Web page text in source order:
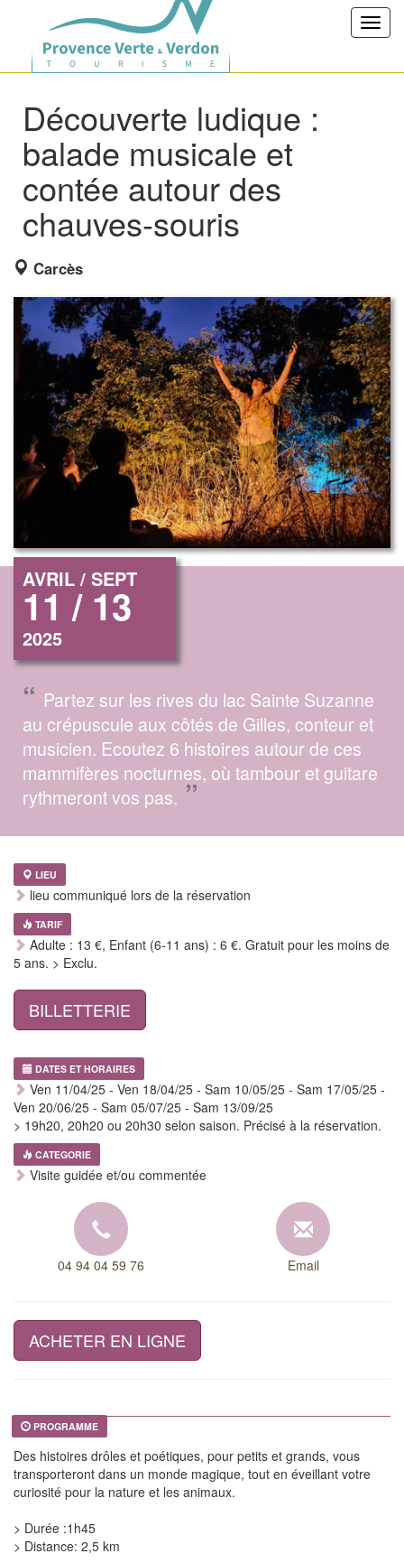
Découverte ludique :
balade musicale et
contée autour des
chauves-souris
Carcès
AVRIL / SEPT
11 / 13
2025
“ Partez sur les rives du lac Sainte Suzanne
au crépuscule aux côtés de Gilles, conteur et
musicien. Ecoutez 6 histoires autour de ces
mammifères nocturnes, où tambour et guitare
rythmeront vos pas. ”
LIEU
lieu communiqué lors de la réservation
TARIF
Adulte : 13 €, Enfant (6-11 ans) : 6 €. Gratuit pour les moins de
5 ans. > Exclu.
BILLETTERIE
DATES ET HORAIRES
Ven 11/04/25 - Ven 18/04/25 - Sam 10/05/25 - Sam 17/05/25 -
Ven 20/06/25 - Sam 05/07/25 - Sam 13/09/25
> 19h20, 20h20 ou 20h30 selon saison. Précisé à la réservation.
CATEGORIE
Visite guidée et/ou commentée
04 94 04 59 76 Email
ACHETER EN LIGNE
PROGRAMME
Des histoires drôles et poétiques, pour petits et grands, vous
transporteront dans un monde magique, tout en éveillant votre
curiosité pour la nature et les animaux.
> Durée :1h45
> Distance: 2,5 km